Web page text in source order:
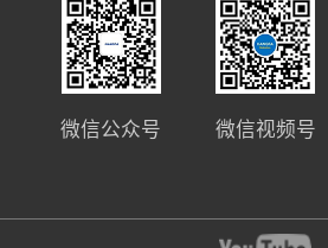
微信公众号 微信视频号